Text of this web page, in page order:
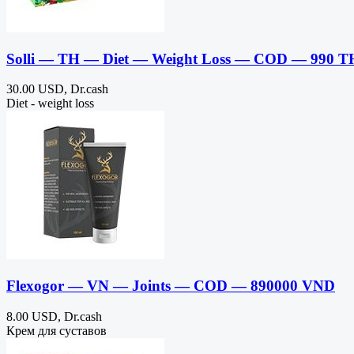
Solli — TH — Diet — Weight Loss — COD — 990
30.00 USD, Dr.cash
Diet - weight loss
Flexogor — VN — Joints — COD — 890000 VND
8.00 USD, Dr.cash
Крем для суставов